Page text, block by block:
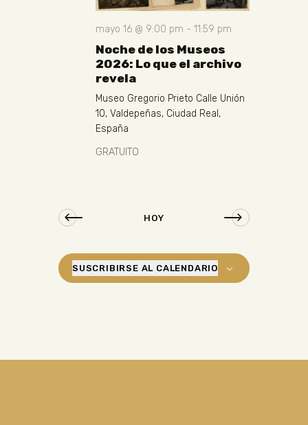
mayo 16 @ 9:00 pm - 11:59 pm
Noche de los Museos
2026: Lo que el archivo
revela
Museo Gregorio Prieto Calle Unión
10, Valdepeñas, Ciudad Real,
España
GRATUITO
HOY
SUSCRIBIRSE AL CALENDARIO